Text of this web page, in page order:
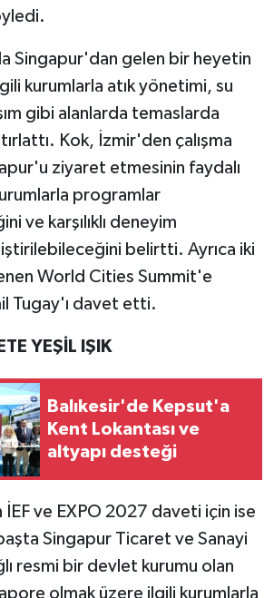
Singapur'dan gelen bir heyetin
kurumlarla atık yönetimi, su
gibi alanlarda temaslarda
Kok, İzmir'den çalışma
ziyaret etmesinin faydalı
programlar
ve karşılıklı deneyim
belirtti. Ayrıca iki
World Cities Summit'e
Tugay'ı davet etti.
YEŞİL IŞIK
Balıkesir'de Kepsut'a
Kent Lokantası ve
altyapı desteği
İEF ve EXPO 2027 daveti için ise
Singapur Ticaret ve Sanayi
resmi bir devlet kurumu olan
olmak üzere ilgili kurumlarla